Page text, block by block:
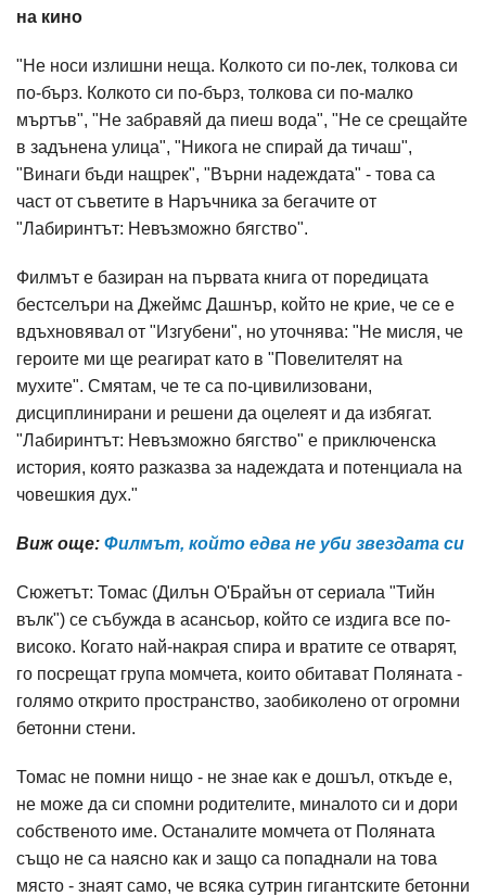
на кино
"Не носи излишни неща. Колкото си по-лек, толкова си
по-бърз. Колкото си по-бърз, толкова си по-малко
мъртъв", "Не забравяй да пиеш вода", "Не се срещайте
в задънена улица", "Никога не спирай да тичаш",
"Винаги бъди нащрек", "Върни надеждата" - това са
част от съветите в Наръчника за бегачите от
"Лабиринтът: Невъзможно бягство".
Филмът е базиран на първата книга от поредицата
бестселъри на Джеймс Дашнър, който не крие, че се е
вдъхновявал от "Изгубени", но уточнява: "Не мисля, че
героите ми ще реагират като в "Повелителят на
мухите". Смятам, че те са по-цивилизовани,
дисциплинирани и решени да оцелеят и да избягат.
"Лабиринтът: Невъзможно бягство" е приключенска
история, която разказва за надеждата и потенциала на
човешкия дух."
Виж още: Филмът, който едва не уби звездата си
Сюжетът: Томас (Дилън О'Брайън от сериала "Тийн
вълк") се събужда в асансьор, който се издига все по-
високо. Когато най-накрая спира и вратите се отварят,
го посрещат група момчета, които обитават Поляната -
голямо открито пространство, заобиколено от огромни
бетонни стени.
Томас не помни нищо - не знае как е дошъл, откъде е,
не може да си спомни родителите, миналото си и дори
собственото име. Останалите момчета от Поляната
също не са наясно как и защо са попаднали на това
място - знаят само, че всяка сутрин гигантските бетонни